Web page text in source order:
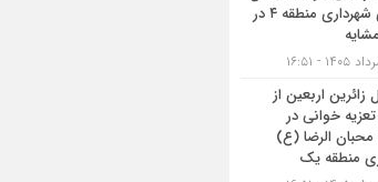
الرضای شهرداری منطقه ۴ در
زائرین اربعین از
خوانی در
الرضا (ع)
منطقه یک